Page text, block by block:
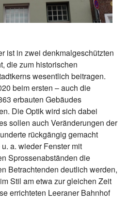
ist in zwei denkmalgeschützten
die zum historischen
wesentlich beitragen.
beim ersten – auch die
erbauten Gebäudes
Die Optik wird sich dabei
sollen auch Veränderungen der
rückgängig gemacht
a. wieder Fenster mit
Sprossenabständen die
Betrachtenden deutlich werden,
Stil am etwa zur gleichen Zeit
errichteten Leeraner Bahnhof